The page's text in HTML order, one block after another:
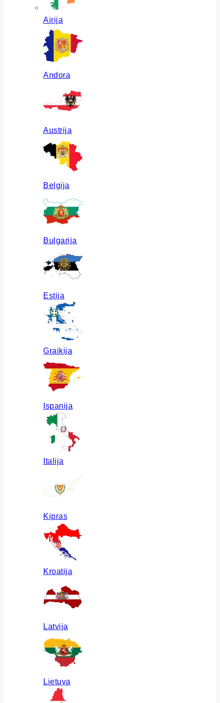
Airija
Andora
Austrija
Belgija
Bulgarija
Estija
Graikija
Ispanija
Italija
Kipras
Kroatija
Latvija
Lietuva